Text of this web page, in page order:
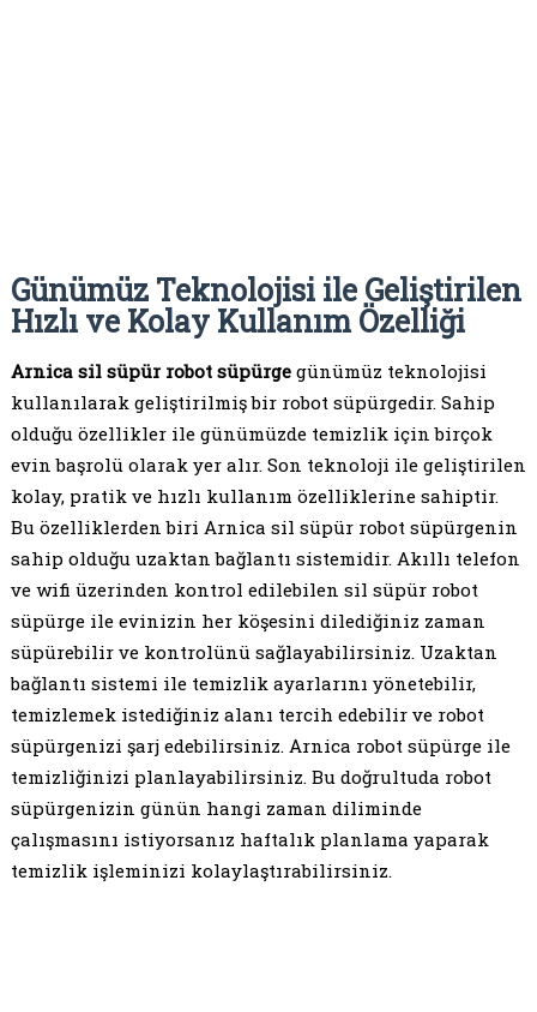
Günümüz Teknolojisi ile Geliştirilen
Hızlı ve Kolay Kullanım Özelliği
Arnica sil süpür robot süpürgegünümüz teknolojisi
kullanılarak geliştirilmiş bir robot süpürgedir. Sahip
olduğu özellikler ile günümüzde temizlik için birçok
evin başrolü olarak yer alır. Son teknoloji ile geliştirilen
kolay, pratik ve hızlı kullanım özelliklerine sahiptir.
Bu özelliklerden biri Arnica sil süpür robot süpürgenin
sahip olduğu uzaktan bağlantı sistemidir. Akıllı telefon
ve wifi üzerinden kontrol edilebilen sil süpür robot
süpürge ile evinizin her köşesini dilediğiniz zaman
süpürebilir ve kontrolünü sağlayabilirsiniz. Uzaktan
bağlantı sistemi ile temizlik ayarlarını yönetebilir,
temizlemek istediğiniz alanı tercih edebilir ve robot
süpürgenizi şarj edebilirsiniz. Arnica robot süpürge ile
temizliğinizi planlayabilirsiniz. Bu doğrultuda robot
süpürgenizin günün hangi zaman diliminde
çalışmasını istiyorsanız haftalık planlama yaparak
temizlik işleminizi kolaylaştırabilirsiniz.